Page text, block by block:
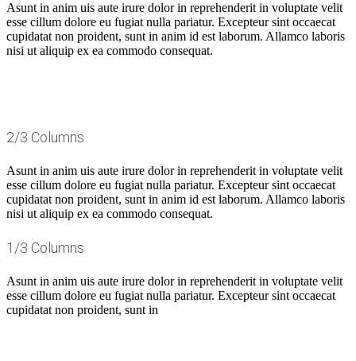
Asunt in anim uis aute irure dolor in reprehenderit in voluptate velit
esse cillum dolore eu fugiat nulla pariatur. Excepteur sint occaecat
cupidatat non proident, sunt in anim id est laborum. Allamco laboris
nisi ut aliquip ex ea commodo consequat.
2/3 Columns
Asunt in anim uis aute irure dolor in reprehenderit in voluptate velit
esse cillum dolore eu fugiat nulla pariatur. Excepteur sint occaecat
cupidatat non proident, sunt in anim id est laborum. Allamco laboris
nisi ut aliquip ex ea commodo consequat.
1/3 Columns
Asunt in anim uis aute irure dolor in reprehenderit in voluptate velit
esse cillum dolore eu fugiat nulla pariatur. Excepteur sint occaecat
cupidatat non proident, sunt in